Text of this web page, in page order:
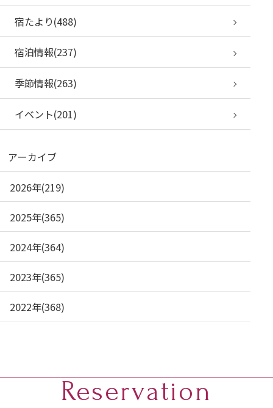
宿たより(488)
宿泊情報(237)
季節情報(263)
イベント(201)
アーカイブ
2026年(219)
2025年(365)
2024年(364)
2023年(365)
2022年(368)
Reservation